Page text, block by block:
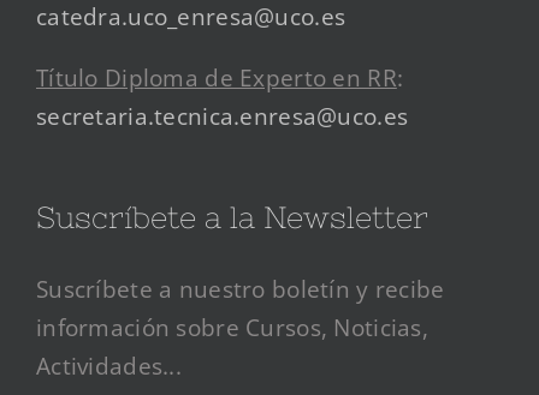
catedra.uco_enresa@uco.es
Título Diploma de Experto en RR:
secretaria.tecnica.enresa@uco.es
Suscríbete a la Newsletter
Suscríbete a nuestro boletín y recibe
información sobre Cursos, Noticias,
Actividades...